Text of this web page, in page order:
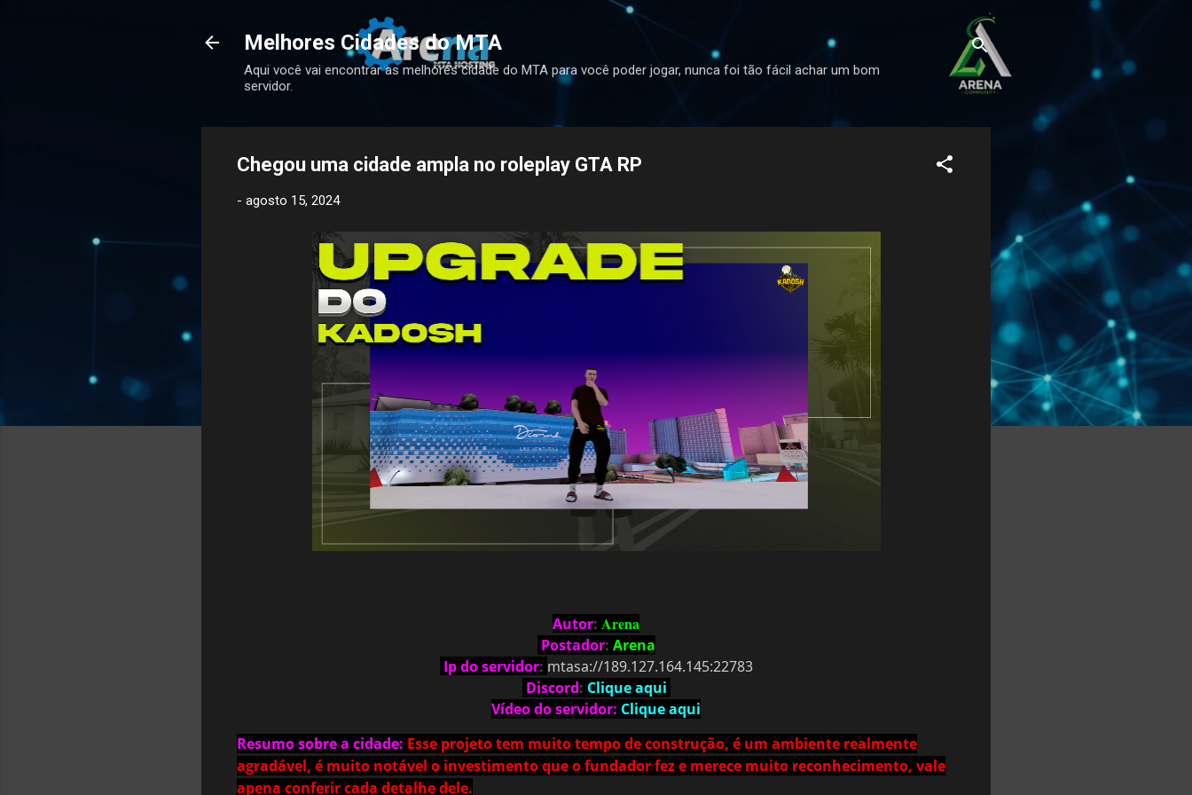
Pular para o conteúdo principal
Melhores Cidades do MTA
Aqui você vai encontrar as melhores cidade do MTA para você poder jogar, nunca foi tão fácil achar um bom
servidor.
Chegou uma cidade ampla no roleplay GTA RP
- agosto 15, 2024
Autor: Arena
Postador: Arena
Ip do servidor: mtasa://189.127.164.145:22783
Discord: Clique aqui
Vídeo do servidor: Clique aqui
Resumo sobre a cidade: Esse projeto tem muito tempo de construção, é um ambiente realmente
agradável, é muito notável o investimento que o fundador fez e merece muito reconhecimento, vale
apena conferir cada detalhe dele.